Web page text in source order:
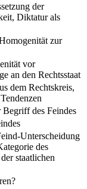
der
Diktatur als
zur
vor
an den Rechtsstaat
dem Rechtskreis,
des Feindes
Unterscheidung
des
staatlichen